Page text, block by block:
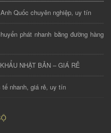
Quốc chuyên nghiệp, uy tín
phát nhanh bằng đường hàng
NHẬT BẢN – GIÁ RẺ
tế nhanh, giá rẻ, uy tín